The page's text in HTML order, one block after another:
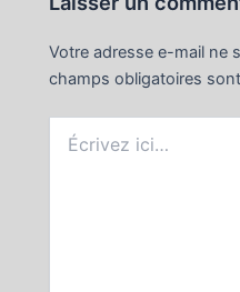
Votre adresse e-mail ne
champs obligatoires
ici…